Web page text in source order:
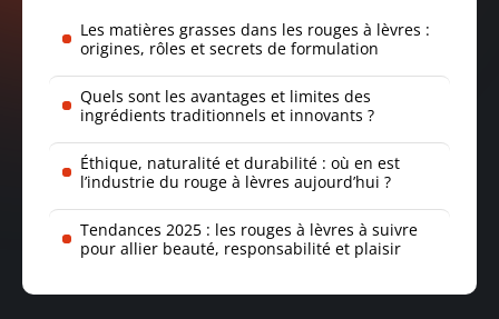
Les matières grasses dans les rouges à lèvres :
origines, rôles et secrets de formulation
Quels sont les avantages et limites des
ingrédients traditionnels et innovants ?
Éthique, naturalité et durabilité : où en est
l’industrie du rouge à lèvres aujourd’hui ?
Tendances 2025 : les rouges à lèvres à suivre
pour allier beauté, responsabilité et plaisir